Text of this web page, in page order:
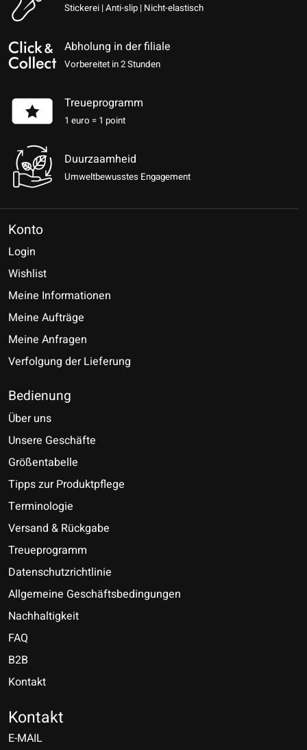
Stickerei | Anti-slip | Nicht-elastisch
Abholung in der filiale
Vorbereitet in 2 Stunden
Treueprogramm
1 euro = 1 point
Duurzaamheid
Umweltbewusstes Engagement
Konto
Login
Wishlist
Meine Informationen
Meine Aufträge
Meine Anfragen
Verfolgung der Lieferung
Bedienung
Über uns
Unsere Geschäfte
Größentabelle
Tipps zur Produktpflege
Terminologie
Versand & Rückgabe
Treueprogramm
Datenschutzrichtlinie
Allgemeine Geschäftsbedingungen
Nachhaltigkeit
FAQ
B2B
Kontakt
Kontakt
E-MAIL